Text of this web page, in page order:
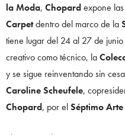
la Moda, Chopardexpone
Carpetdentro del marco de la
tiene lugar del 24 al 27 de
creativo como técnico, la
y se sigue reinventando sin
Caroline Scheufele,
Chopard, por elSéptimo Arte